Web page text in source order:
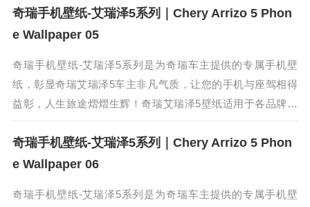
瑞艾瑞泽5采用了艾瑞泽系...
奇瑞手机壁纸-艾瑞泽5系列｜Chery Arrizo 5 Phon
e Wallpaper 05
奇瑞手机壁纸-艾瑞泽5系列是为奇瑞车主提供的专属手机壁
纸，彰显奇瑞艾瑞泽5车主非凡气质，让您的手机与座驾相得
益彰，人生旅途熠熠生辉！奇瑞艾瑞泽5壁纸适用于各品牌手
机和操作系统，保存高清原图在手机相册，即可直接使用。奇
瑞艾瑞泽5采用了艾瑞泽系...
奇瑞手机壁纸-艾瑞泽5系列｜Chery Arrizo 5 Phon
e Wallpaper 06
奇瑞手机壁纸-艾瑞泽5系列是为奇瑞车主提供的专属手机壁